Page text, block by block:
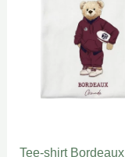
Tee-shirt Bordeaux